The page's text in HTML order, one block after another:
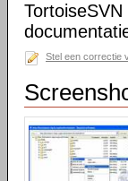
Stel een correctie